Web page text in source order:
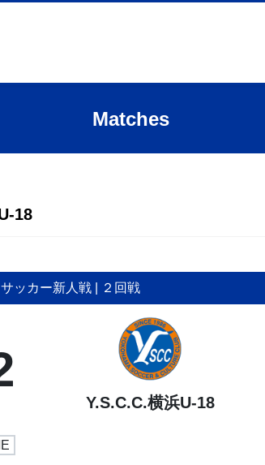
Matches
18
ッカー新人戦 | ２回戦
Y.S.C.C.横浜U-18